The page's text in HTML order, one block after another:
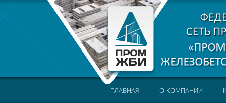
ГЛАВНАЯ О КОМПАНИИ